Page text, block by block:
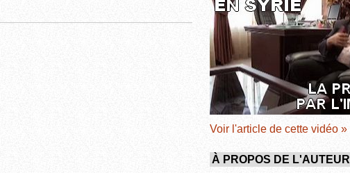
Voir l'article de cette vidéo »
À PROPOS DE L'AUTEUR